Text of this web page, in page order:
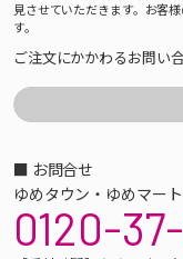
見させていただきます。お客
す。
ご注文にかかわるお問い
■ お問合せ
ゆめタウン・ゆめマー
0120-